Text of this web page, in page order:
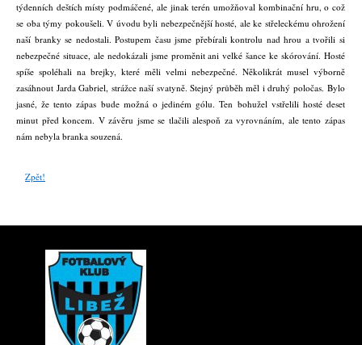
týdenních deštích místy podmáčené, ale jinak terén umožňoval kombinační hru, o což
se oba týmy pokoušeli. V úvodu byli nebezpečnější hosté, ale ke střeleckému ohrožení
naší branky se nedostali. Postupem času jsme přebírali kontrolu nad hrou a tvořili si
nebezpečné situace, ale nedokázali jsme proměnit ani velké šance ke skórování. Hosté
spíše spoléhali na brejky, které měli velmi nebezpečné. Několikrát musel výborně
zasáhnout Jarda Gabriel, strážce naší svatyně. Stejný průběh měl i druhý poločas. Bylo
jasné, že tento zápas bude možná o jediném gólu. Ten bohužel vstřelili hosté deset
minut před koncem. V závěru jsme se tlačili alespoň za vyrovnáním, ale tento zápas
nám nebyla branka souzená.
Zpět!